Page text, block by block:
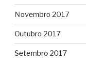
Novembro 2017
Outubro 2017
Setembro 2017